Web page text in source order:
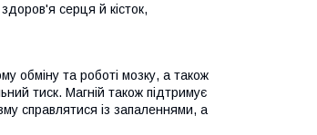
серця й кісток,
обміну та роботі мозку, а також
тиск. Магній також підтримує
справлятися із запаленнями, а